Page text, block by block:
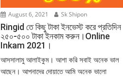
August 6, 2021 Sk Shipon
Ringid তে কিছু টাকা ইনভেস্ট করে প্রতিদিন
২৫০-৫০০ টাকা ইনকাম করুন।Online
Inkam 2021।
আসসালামু আলাইকুম। আশা করি সবাই অনেক ভাল
আছেন। আপনাদের দোয়াতে আমি অনেক ভালো